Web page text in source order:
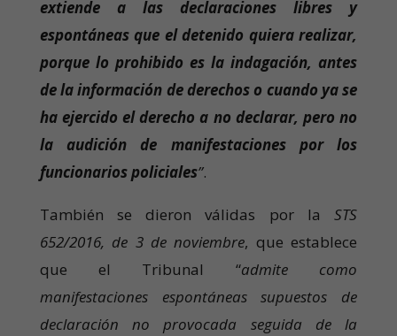
extiende a las declaraciones libres y
espontáneas que el detenido quiera realizar,
porque lo prohibido es la indagación, antes
de la información de derechos o cuando ya se
ha ejercido el derecho a no declarar, pero no
la audición de manifestaciones por los
funcionarios policiales”.
También se dieron válidas por laSTS
652/2016, de 3 de noviembre, que establece
que el Tribunal “admite como
manifestaciones espontáneas supuestos de
declaración no provocada seguida de la